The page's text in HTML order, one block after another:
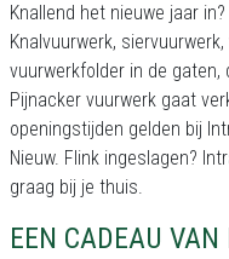
Knallend het nieuwe jaar
Knalvuurwerk,
vuurwerkfolder in de
Pijnacker vuurwerk gaat
openingstijden gelden bij
Nieuw. Flink ingeslagen?
graag bij je thuis.
EEN CADEAU